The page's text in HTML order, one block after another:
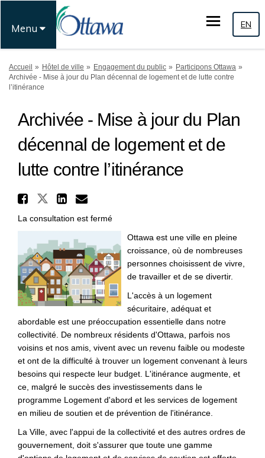
Menu EN
Vous êtes ici:
Accueil Hôtel de ville Engagement du public
Participons Ottawa
Archivée - Mise à jour du Plan décennal de logement et de lutte contre
l’itinérance
Archivée - Mise à jour du Plan
décennal de logement et de
lutte contre l’itinérance
Partager Archivée - Mise à
Partager Archivée - Mise à
Partager Archivée - Mise
Courriel Archivée -
La consultation est fermé
Ottawa est une ville en pleine
croissance, où de nombreuses
personnes choisissent de vivre,
de travailler et de se divertir.
L'accès à un logement
sécuritaire, adéquat et
abordable est une préoccupation essentielle dans notre
collectivité. De nombreux résidents d'Ottawa, parfois nos
voisins et nos amis, vivent avec un revenu faible ou modeste
et ont de la difficulté à trouver un logement convenant à leurs
besoins qui respecte leur budget. L'itinérance augmente, et
ce, malgré le succès des investissements dans le
programme Logement d'abord et les services de logement
en milieu de soutien et de prévention de l'itinérance.
La Ville, avec l'appui de la collectivité et des autres ordres de
gouvernement, doit s'assurer que toute une gamme